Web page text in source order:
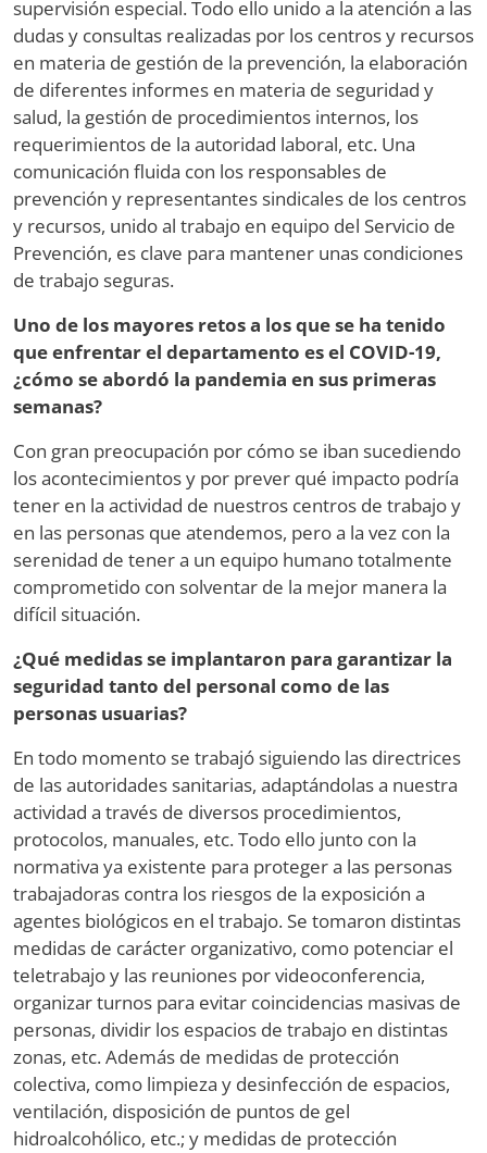
supervisión especial. Todo ello unido a la atención a las
dudas y consultas realizadas por los centros y recursos
en materia de gestión de la prevención, la elaboración
de diferentes informes en materia de seguridad y
salud, la gestión de procedimientos internos, los
requerimientos de la autoridad laboral, etc. Una
comunicación fluida con los responsables de
prevención y representantes sindicales de los centros
y recursos, unido al trabajo en equipo del Servicio de
Prevención, es clave para mantener unas condiciones
de trabajo seguras.
Uno de los mayores retos a los que se ha tenido
que enfrentar el departamento es el COVID-19,
¿cómo se abordó la pandemia en sus primeras
semanas?
Con gran preocupación por cómo se iban sucediendo
los acontecimientos y por prever qué impacto podría
tener en la actividad de nuestros centros de trabajo y
en las personas que atendemos, pero a la vez con la
serenidad de tener a un equipo humano totalmente
comprometido con solventar de la mejor manera la
difícil situación.
¿Qué medidas se implantaron para garantizar la
seguridad tanto del personal como de las
personas usuarias?
En todo momento se trabajó siguiendo las directrices
de las autoridades sanitarias, adaptándolas a nuestra
actividad a través de diversos procedimientos,
protocolos, manuales, etc. Todo ello junto con la
normativa ya existente para proteger a las personas
trabajadoras contra los riesgos de la exposición a
agentes biológicos en el trabajo. Se tomaron distintas
medidas de carácter organizativo, como potenciar el
teletrabajo y las reuniones por videoconferencia,
organizar turnos para evitar coincidencias masivas de
personas, dividir los espacios de trabajo en distintas
zonas, etc. Además de medidas de protección
colectiva, como limpieza y desinfección de espacios,
ventilación, disposición de puntos de gel
hidroalcohólico, etc.; y medidas de protección